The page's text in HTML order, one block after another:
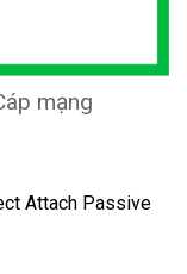
mạng
Attach Passive